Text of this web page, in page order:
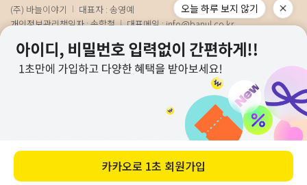
(주) 바늘이야기
대표자 : 송영예
개인정보관리책임자 : 송학철
대표메일 :info@banul.co.kr
대문구 연희로11가길 15 (물류) 경기도 파주시 성동로 19-17
사업자번호 : 674-88-00100[사업자정보확인]
COPYRIGHT 2021 BANUL. ALL RIGHT RESEVED.
오늘 하루 보지 않기
카카오로 1초 회원가입